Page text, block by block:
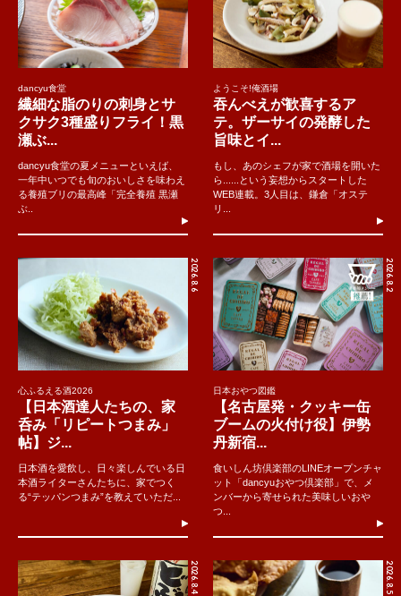
dancyu食堂
繊細な脂のりの刺身とサ
クサク3種盛りフライ！黒
瀬ぶ...
dancyu食堂の夏メニューといえば、
一年中いつでも旬のおいしさを味わえ
る養殖ブリの最高峰「完全養殖 黒瀬
ぶ..
ようこそ!俺酒場
吞んべえが歓喜するア
テ。ザーサイの発酵した
旨味とイ...
もし、あのシェフが家で酒場を開いた
ら......という妄想からスタートした
WEB連載。3人目は、鎌倉「オステ
リ...
2026.8.6
心ふるえる酒2026
【日本酒達人たちの、家
呑み「リピートつまみ」
帖】ジ...
日本酒を愛飲し、日々楽しんでいる日
本酒ライターさんたちに、家でつく
る“テッパンつまみ”を教えていただ...
2026.8.2
日本おやつ図鑑
【名古屋発・クッキー缶
ブームの火付け役】伊勢
丹新宿...
食いしん坊倶楽部のLINEオープンチャ
ット「dancyuおやつ倶楽部」で、メ
ンバーから寄せられた美味しいおや
つ...
2026.8.4 2026.8.5